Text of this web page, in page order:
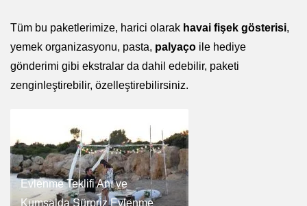
Tüm bu paketlerimize, harici olarak havai fişek gösterisi,
yemek organizasyonu, pasta, palyaço ile hediye
gönderimi gibi ekstralar da dahil edebilir, paketi
zenginleştirebilir, özelleştirebilirsiniz.
Evlenme Teklifi Anı ve
Kumsalda Sürpriz Evlenme